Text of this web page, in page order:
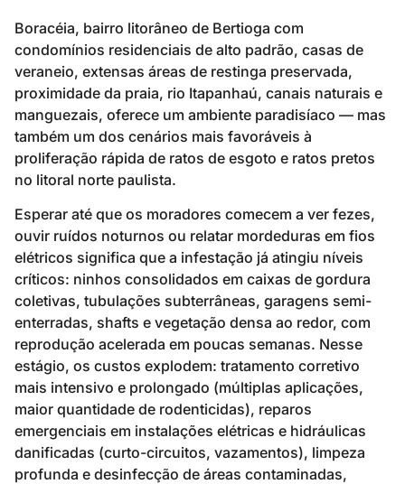
Boracéia, bairro litorâneo de Bertioga com
condomínios residenciais de alto padrão, casas de
veraneio, extensas áreas de restinga preservada,
proximidade da praia, rio Itapanhaú, canais naturais e
manguezais, oferece um ambiente paradisíaco — mas
também um dos cenários mais favoráveis à
proliferação rápida de ratos de esgoto e ratos pretos
no litoral norte paulista.
Esperar até que os moradores comecem a ver fezes,
ouvir ruídos noturnos ou relatar mordeduras em fios
elétricos significa que a infestação já atingiu níveis
críticos: ninhos consolidados em caixas de gordura
coletivas, tubulações subterrâneas, garagens semi-
enterradas, shafts e vegetação densa ao redor, com
reprodução acelerada em poucas semanas. Nesse
estágio, os custos explodem: tratamento corretivo
mais intensivo e prolongado (múltiplas aplicações,
maior quantidade de rodenticidas), reparos
emergenciais em instalações elétricas e hidráulicas
danificadas (curto-circuitos, vazamentos), limpeza
profunda e desinfecção de áreas contaminadas,